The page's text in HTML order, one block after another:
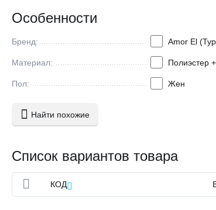
Особенности
Бренд: Amor El
Материал: Полиэстер
Пол: Жен
Найти похожие
Список вариантов товара
КОД